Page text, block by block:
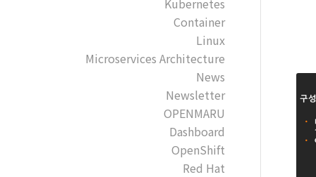
Kubernetes
Container
Linux
Microservices Architecture
News
Newsletter
OPENMARU
Dashboard
OpenShift
Red Hat